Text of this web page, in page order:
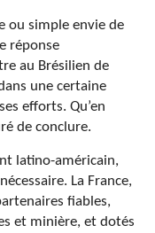
ou simple envie de
réponse
au Brésilien de
une certaine
efforts. Qu’en
de conclure.
latino-américain,
La France,
fiables,
et minière, et dotés